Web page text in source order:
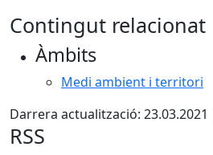
Contingut relacionat
Àmbits
Medi ambient i territori
Darrera actualització:
RSS